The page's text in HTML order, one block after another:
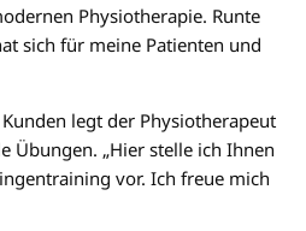
Physiotherapie. Runte
sich für meine Patienten und
legt der Physiotherapeut
Übungen. „Hier stelle ich Ihnen
vor. Ich freue mich